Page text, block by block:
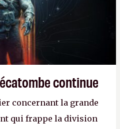
A.
continue
concernant la grande
qui frappe la division